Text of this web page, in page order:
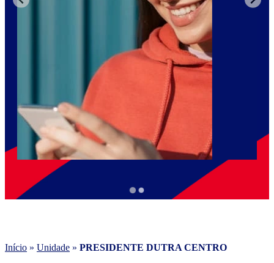
Início » Unidade » PRESIDENTE DUTRA CENTRO